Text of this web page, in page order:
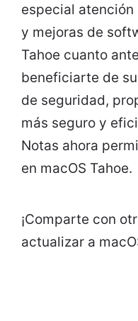
especial
y mejoras de
Tahoe cuanto
beneficiarte de
de seguridad,
más seguro y
Notas ahora
en macOS Tahoe.
¡Comparte con
actualizar a